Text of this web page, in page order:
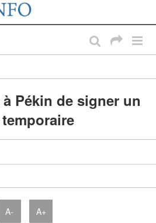
Pékin de signer un
A- A+